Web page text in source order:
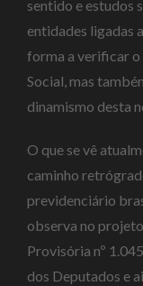
sentido e estudos
entidades ligadas
forma a verificar o
Social, mas
dinamismo desta
O que se vê
caminho
previdenciário
observa no
Provisória nº
dos Deputados e